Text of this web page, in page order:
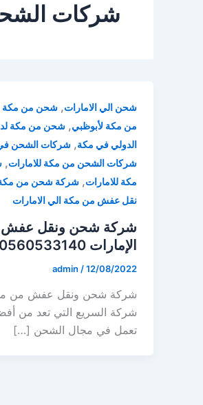
شركات
شحن الي الامارات, شحن من مكة
من مكة لأبوظبي, شحن من مكة
الدولي في مكة, شركات الشحن
شركات الشحن من مكة للامارات,
مكة للامارات, شركة شحن من مكة
نقل عفش من مكة الي الامارات
شركة شحن ونقل عفش
الإمارات 0560533140
admin /12/08/2022
شركة شحن ونقل عفش من
شركة السريع التي تعد من
تعمل في مجال الشحن […]